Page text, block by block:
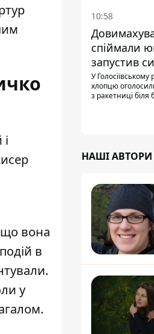
що вона
в
у
10:58
спіймали
запустив
аби
У
хлопцю
з ракетниці біля
НАШІ АВТОРИ